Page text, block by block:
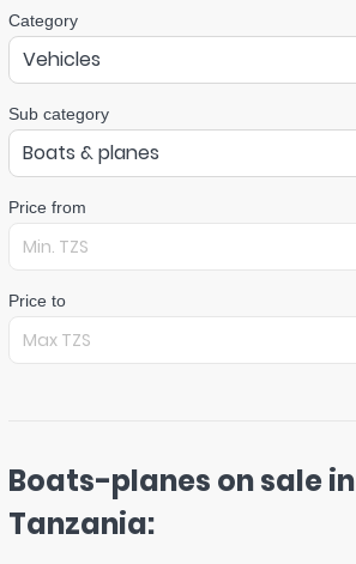
Category
Vehicles
Sub category
Boats & planes
Price from
Price to
Boats-planes on sale in
Tanzania: